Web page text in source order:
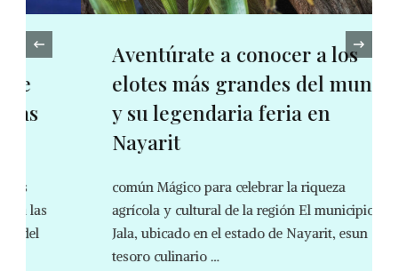
Aventúrate a conocer a los
elotes más grandes del mundo
y su legendaria feria en
Nayarit
común Mágico para celebrar la riqueza
agrícola y cultural de la región El municipio de
Jala, ubicado en el estado de Nayarit, esun
tesoro culinario …